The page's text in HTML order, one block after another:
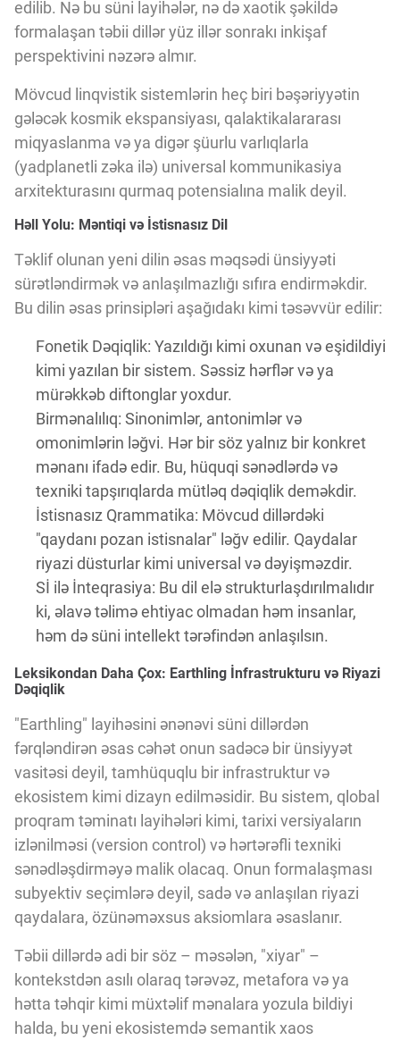
edilib. Nə bu süni layihələr, nə də xaotik şəkildə
formalaşan təbii dillər yüz illər sonrakı inkişaf
perspektivini nəzərə almır.
Mövcud linqvistik sistemlərin heç biri bəşəriyyətin
gələcək kosmik ekspansiyası, qalaktikalararası
miqyaslanma və ya digər şüurlu varlıqlarla
(yadplanetli zəka ilə) universal kommunikasiya
arxitekturasını qurmaq potensialına malik deyil.
Həll Yolu: Məntiqi və İstisnasız Dil
Təklif olunan yeni dilin əsas məqsədi ünsiyyəti
sürətləndirmək və anlaşılmazlığı sıfıra endirməkdir.
Bu dilin əsas prinsipləri aşağıdakı kimi təsəvvür edilir:
Fonetik Dəqiqlik: Yazıldığı kimi oxunan və eşidildiyi
kimi yazılan bir sistem. Səssiz hərflər və ya
mürəkkəb diftonglar yoxdur.
Birmənalılıq: Sinonimlər, antonimlər və
omonimlərin ləğvi. Hər bir söz yalnız bir konkret
mənanı ifadə edir. Bu, hüquqi sənədlərdə və
texniki tapşırıqlarda mütləq dəqiqlik deməkdir.
İstisnasız Qrammatika: Mövcud dillərdəki
"qaydanı pozan istisnalar" ləğv edilir. Qaydalar
riyazi düsturlar kimi universal və dəyişməzdir.
Sİ ilə İnteqrasiya: Bu dil elə strukturlaşdırılmalıdır
ki, əlavə təlimə ehtiyac olmadan həm insanlar,
həm də süni intellekt tərəfindən anlaşılsın.
Leksikondan Daha Çox: Earthling İnfrastrukturu və Riyazi
Dəqiqlik
"Earthling" layihəsini ənənəvi süni dillərdən
fərqləndirən əsas cəhət onun sadəcə bir ünsiyyət
vasitəsi deyil, tamhüquqlu bir infrastruktur və
ekosistem kimi dizayn edilməsidir. Bu sistem, qlobal
proqram təminatı layihələri kimi, tarixi versiyaların
izlənilməsi (version control) və hərtərəfli texniki
sənədləşdirməyə malik olacaq. Onun formalaşması
subyektiv seçimlərə deyil, sadə və anlaşılan riyazi
qaydalara, özünəməxsus aksiomlara əsaslanır.
Təbii dillərdə adi bir söz – məsələn, "xiyar" –
kontekstdən asılı olaraq tərəvəz, metafora və ya
hətta təhqir kimi müxtəlif mənalara yozula bildiyi
halda, bu yeni ekosistemdə semantik xaos